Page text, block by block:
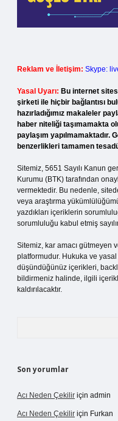
Reklam ve İletişim: Skype:
Yasal Uyarı: Bu internet
şirketi ile hiçbir bağlantısı
hazırladığımız makaleler
haber niteliği taşımamakta
paylaşım yapılmamaktadır.
benzerlikleri tamamen
Sitemiz, 5651 Sayılı Kanun
Kurumu (BTK) tarafından
vermektedir. Bu nedenle,
veya araştırma
yazdıkları içeriklerin
sorumluluğu kabul etmiş
Sitemiz, kar amacı gütmeyen
platformudur. Hukuka ve
düşündüğünüz içerikleri,
bildirmeniz halinde, ilgili
kaldırılacaktır.
Son yorumlar
Acı Neden Çekilir için admin
Acı Neden Çekilir için Furkan